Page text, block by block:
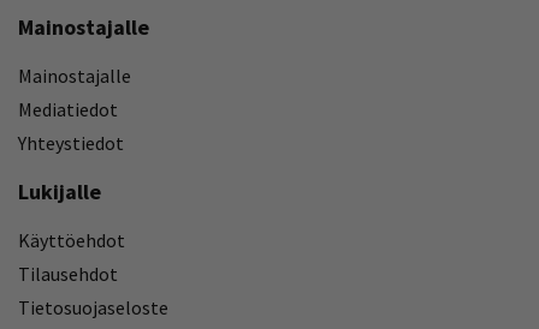
Mainostajalle
Mainostajalle
Mediatiedot
Yhteystiedot
Lukijalle
Käyttöehdot
Tilausehdot
Tietosuojaseloste